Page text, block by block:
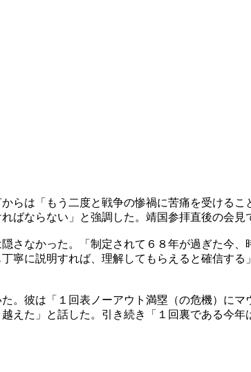
らは「もう二度と戦争の惨禍に苦痛を受ける
ばならない」と強調した。靖国参拝直後の会見
さなかった。「制定されて６８年が過ぎた今
寧に説明すれば、理解してもらえると確信す
。彼は「１回表ノーアウト満塁（の危機）に
えた」と話した。引き続き「１回裏である今